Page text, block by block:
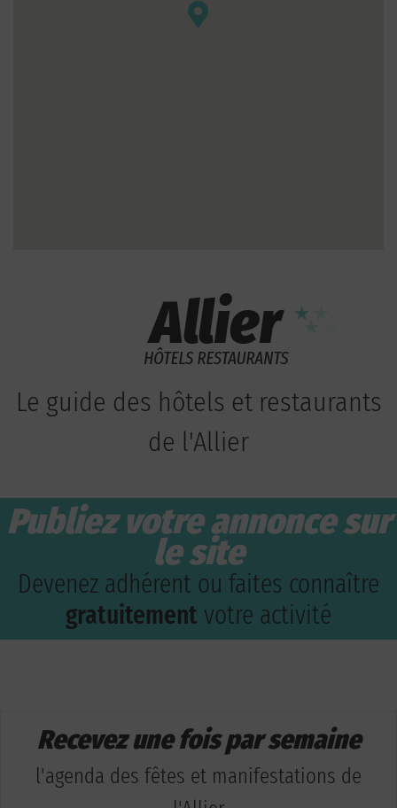
Le guide des hôtels et restaurants
de l'Allier
Publiez votre annonce sur
le site
Devenez adhérent ou faites connaître
gratuitement votre activité
Recevez une fois par semaine
l'agenda des fêtes et manifestations de